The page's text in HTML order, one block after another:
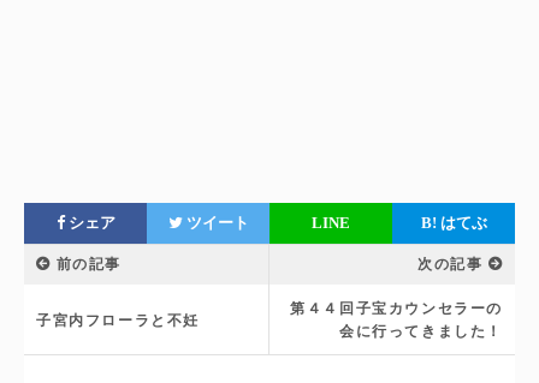
シェア ツイート LINE B! はてぶ
前の記事
子宮内フローラと不妊
次の記事
第４４回子宝カウンセラーの
会に行ってきました！